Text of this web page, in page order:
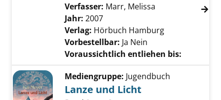
Verfasser: Marr, Melissa Suche nach
Jahr: 2007
Verlag: Hörbuch Hamburg
Vorbestellbar: Ja Nein
Voraussichtlich entliehen bis:
Mediengruppe: Jugendbuch
Lanze und Licht